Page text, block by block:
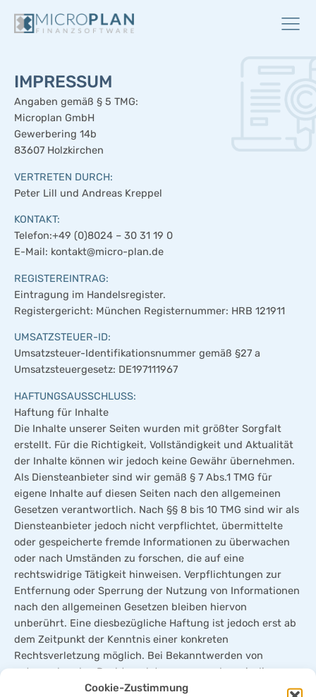
Cookie-Zustimmung
IMPRESSUM
Angaben gemäß § 5 TMG:
Microplan GmbH
Gewerbering 14b
83607 Holzkirchen
VERTRETEN DURCH:
Peter Lill und Andreas Kreppel
KONTAKT:
Telefon:+49 (0)8024 – 30 31 19 0
E-Mail: kontakt@micro-plan.de
REGISTEREINTRAG:
Eintragung im Handelsregister.
Registergericht: München Registernummer: HRB 121911
UMSATZSTEUER-ID:
Umsatzsteuer-Identifikationsnummer gemäß §27 a
Umsatzsteuergesetz: DE197111967
HAFTUNGSAUSSCHLUSS:
Haftung für Inhalte
Die Inhalte unserer Seiten wurden mit größter Sorgfalt
erstellt. Für die Richtigkeit, Vollständigkeit und Aktualität
der Inhalte können wir jedoch keine Gewähr übernehmen.
Als Diensteanbieter sind wir gemäß § 7 Abs.1 TMG für
eigene Inhalte auf diesen Seiten nach den allgemeinen
Gesetzen verantwortlich. Nach §§ 8 bis 10 TMG sind wir als
Diensteanbieter jedoch nicht verpflichtet, übermittelte
oder gespeicherte fremde Informationen zu überwachen
oder nach Umständen zu forschen, die auf eine
rechtswidrige Tätigkeit hinweisen. Verpflichtungen zur
Entfernung oder Sperrung der Nutzung von Informationen
nach den allgemeinen Gesetzen bleiben hiervon
unberührt. Eine diesbezügliche Haftung ist jedoch erst ab
dem Zeitpunkt der Kenntnis einer konkreten
Rechtsverletzung möglich. Bei Bekanntwerden von
entsprechenden Rechtsverletzungen werden wir diese
Inhalte umgehend entfernen.